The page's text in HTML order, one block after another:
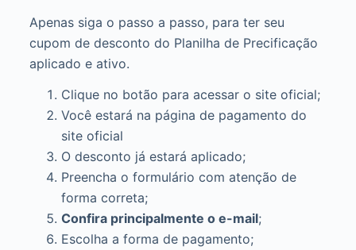
Apenas siga o passo a passo, para ter seu
cupom de desconto do Planilha de Precificação
aplicado e ativo.
Clique no botão para acessar o site oficial;
Você estará na página de pagamento do
site oficial
O desconto já estará aplicado;
Preencha o formulário com atenção de
forma correta;
Confira principalmente o e-mail;
Escolha a forma de pagamento;